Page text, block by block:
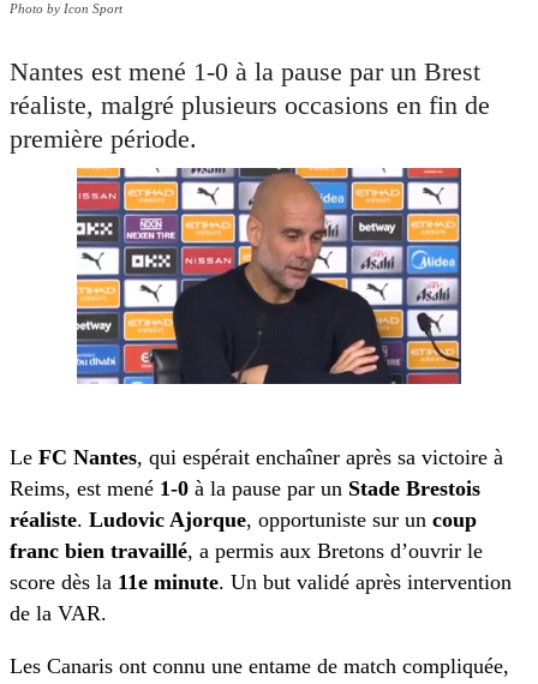
Photo by Icon Sport
Nantes est mené 1-0 à la pause par un Brest
réaliste, malgré plusieurs occasions en fin de
première période.
Le FC Nantes, qui espérait enchaîner après sa victoire à
Reims, est mené 1-0 à la pause par un Stade Brestois
réaliste. Ludovic Ajorque, opportuniste sur un coup
franc bien travaillé, a permis aux Bretons d’ouvrir le
score dès la 11e minute. Un but validé après intervention
de la VAR.
Les Canaris ont connu une entame de match compliquée,